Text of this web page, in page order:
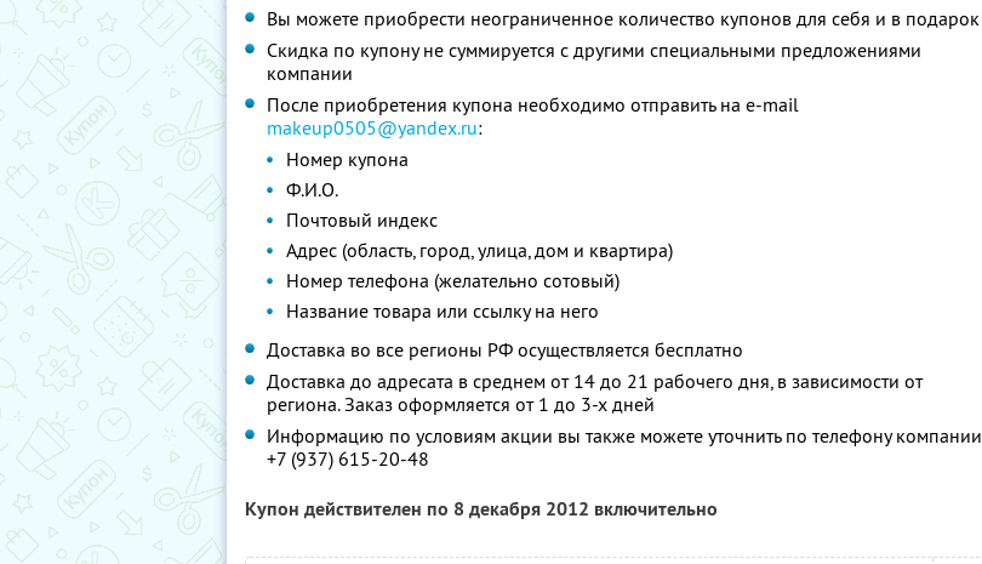
Вы можете приобрести неограниченное количество купонов для себя и в подарок
Скидка по купону не суммируется с другими специальными предложениями
компании
После приобретения купона необходимо отправить на e-mail
makeup0505@yandex.ru:
Номер купона
Ф.И.О.
Почтовый индекс
Адрес (область, город, улица, дом и квартира)
Номер телефона (желательно сотовый)
Название товара или ссылку на него
Доставка во все регионы РФ осуществляется бесплатно
Доставка до адресата в среднем от 14 до 21 рабочего дня, в зависимости от
региона. Заказ оформляется от 1 до 3-х дней
Информацию по условиям акции вы также можете уточнить по телефону компании
+7 (937) 615-20-48
Купон действителен по 8 декабря 2012 включительно